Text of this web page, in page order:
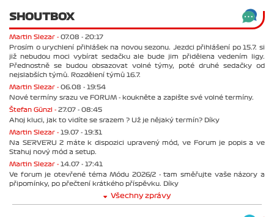
SHOUTBOX
Martin Slezar - 07.08 - 20:17
Prosím o urychlení přihlášek na novou sezonu. Jezdci přihlášení po 15.7. si
již nebudou moci vybírat sedačku ale bude jim přidělena vedením ligy.
Přednostně se budou obsazovat volné týmy, poté druhé sedačky od
nejslabších týmů. Rozdělení týmů 16.7.
Martin Slezar - 06.08 - 19:54
Nové termíny srazu ve FORUM - koukněte a zapište své volné termíny.
Štefan Günzl - 27.07 - 08:45
Ahoj kluci, jak to vidíte se srazem ? Už je nějaký termín? Díky
Martin Slezar - 19.07 - 19:31
Na SERVERU 2 máte k dispozici upravený mód, ve Forum je popis a ve
Stahuj nový mód a setup.
Martin Slezar - 14.07 - 17:41
Ve forum je otevřené téma Módu 2026/2 - tam směřujte vaše názory a
připomínky, po přečtení krátkého příspěvku. Díky
Všechny zprávy